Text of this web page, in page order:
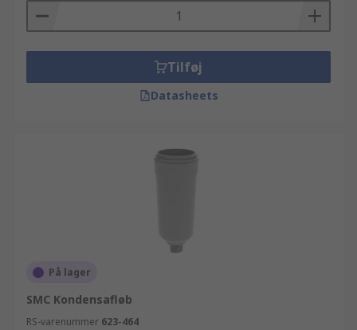
Tilføj
Datasheets
På lager
SMC Kondensafløb
RS-varenummer 623-464